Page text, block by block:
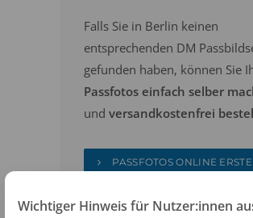
Falls Sie in Berlin keinen
entsprechenden DM
gefunden haben, können Sie
Passfotos einfach selber
und versandkostenfrei
PASSFOTOS ONLINE
Wichtiger Hinweis für Nutzer:innen